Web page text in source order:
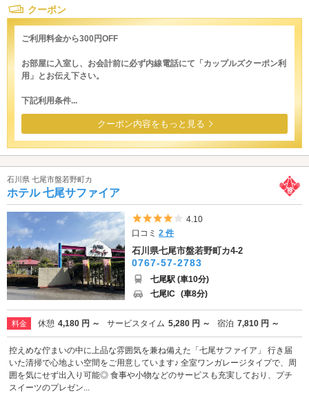
クーポン
ご利用料金から300円OFF
お部屋に入室し、お会計前に必ず内線電話にて「カップルズクーポン利
用」とお伝え下さい。
下記利用条件...
クーポン内容をもっと見る
石川県 七尾市盤若野町カ
ホテル 七尾サファイア
5つ星のうち4
4.10
口コミ2 件
石川県七尾市盤若野町カ4-2
0767-57-2783
七尾駅 (車10分)
七尾IC (車8分)
料金 休憩 4,180 円 ～ サービスタイム 5,280 円 ～ 宿泊 7,810 円 ～
控えめな佇まいの中に上品な雰囲気を兼ね備えた「七尾サファイア」 行き届
いた清掃で心地よい空間をご用意しています♪ 全室ワンガレージタイプで、周
囲を気にせず出入り可能◎ 食事や小物などのサービスも充実しており、プチ
スイーツのプレゼン...